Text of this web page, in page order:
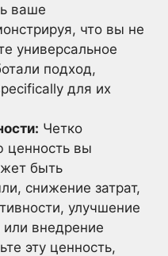
ваше
что вы не
универсальное
подход,
для их
Четко
ценность вы
быть
снижение затрат,
улучшение
внедрение
эту ценность,